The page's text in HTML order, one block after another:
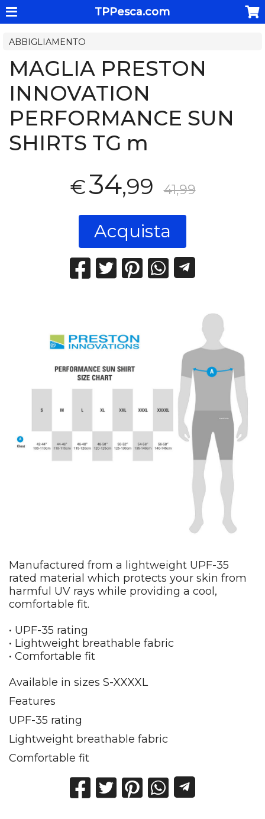
TPPesca.com
ABBIGLIAMENTO
MAGLIA PRESTON
INNOVATION
PERFORMANCE SUN
SHIRTS TG m
€34,99 41,99
Acquista
Manufactured from a lightweight UPF-35
rated material which protects your skin from
harmful UV rays while providing a cool,
comfortable fit.
• UPF-35 rating
• Lightweight breathable fabric
• Comfortable fit
Available in sizes S-XXXXL
Features
UPF-35 rating
Lightweight breathable fabric
Comfortable fit